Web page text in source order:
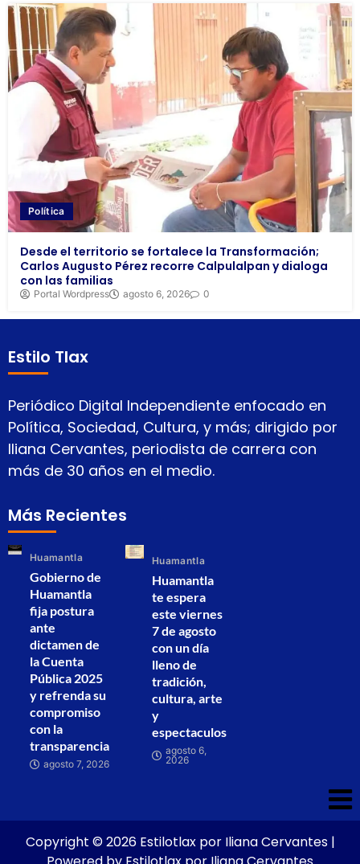
Política
Desde el territorio se fortalece la Transformación;
Carlos Augusto Pérez recorre Calpulalpan y dialoga
con las familias
Portal Wordpress agosto 6, 2026 0
Estilo Tlax
Periódico Digital Independiente enfocado en
Política, Sociedad, Cultura, y más; dirigido por
Iliana Cervantes, periodista de carrera con
más de 30 años en el medio.
Más Recientes
Huamantla
Gobierno de
Huamantla
fija postura
ante
dictamen de
la Cuenta
Pública 2025
y refrenda su
compromiso
con la
transparencia
agosto 7, 2026
Huamantla
Huamantla
te espera
este viernes
7 de agosto
con un día
lleno de
tradición,
cultura, arte
y
espectaculos
agosto 6,
2026
Copyright © 2026 Estilotlax por Iliana Cervantes |